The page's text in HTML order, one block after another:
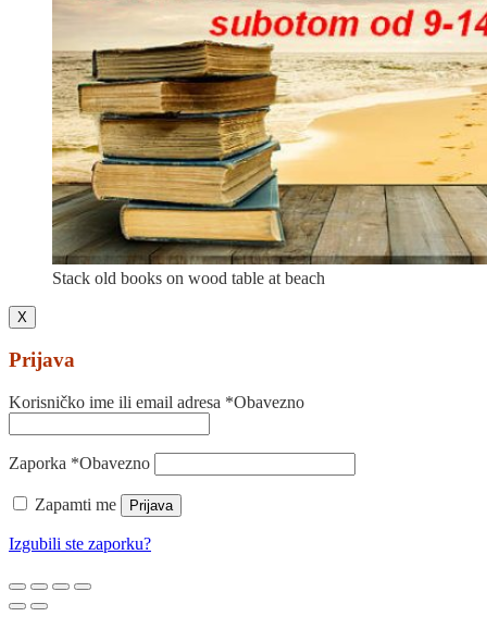
Stack old books on wood table at beach
X
Prijava
Korisničko ime ili email adresa *Obavezno
Zaporka *Obavezno
Zapamti me Prijava
Izgubili ste zaporku?